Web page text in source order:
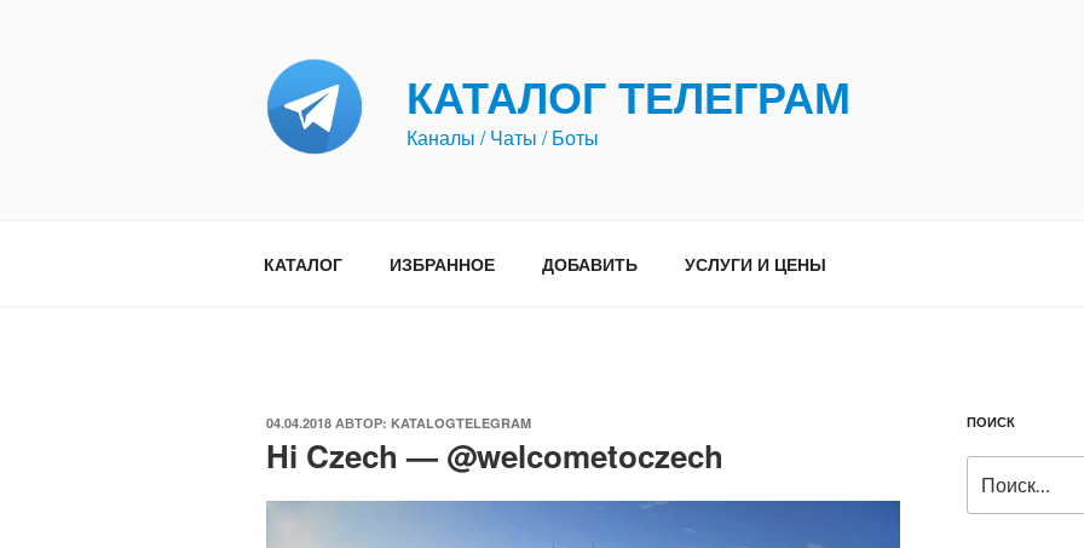
КАТАЛОГ ТЕЛЕГРАМ
Каналы / Чаты / Боты
КАТАЛОГ ИЗБРАННОЕ ДОБАВИТЬ УСЛУГИ И ЦЕНЫ
ОПУБЛИКОВАНО
04.04.2018 АВТОР: KATALOGTELEGRAM
Hi Czech — @welcometoczech
ПОИСК